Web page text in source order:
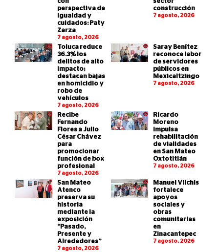
perspectiva de
igualdad y
cuidados: Paty
Zarza
7 agosto, 2026
construcción
7 agosto, 2026
Toluca reduce
36.3% los
delitos de alto
impacto;
destacan bajas
en homicidio y
robo de
vehículos
7 agosto, 2026
Saray Benítez
reconoce labor
de servidores
públicos en
Mexicaltzingo
7 agosto, 2026
Recibe
Fernando
Flores a Julio
César Chávez
para
promocionar
función de box
profesional
7 agosto, 2026
Ricardo
Moreno
impulsa
rehabilitación
de vialidades
en San Mateo
Oxtotitlán
7 agosto, 2026
San Mateo
Atenco
preserva su
historia
mediante la
exposición
“Pasado,
Presente y
Alrededores”
7 agosto, 2026
Manuel Vilchis
fortalece
apoyos
sociales y
obras
comunitarias
en
Zinacantepec
7 agosto, 2026